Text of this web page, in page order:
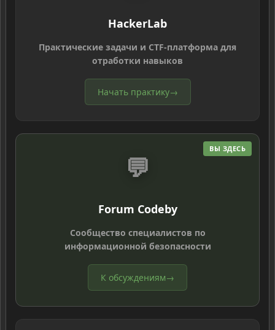
HackerLab
Практические задачи и CTF-платформа для
отработки навыков
Начать практику→
ВЫ ЗДЕСЬ
💬
Forum Codeby
Сообщество специалистов по
информационной безопасности
К обсуждениям→